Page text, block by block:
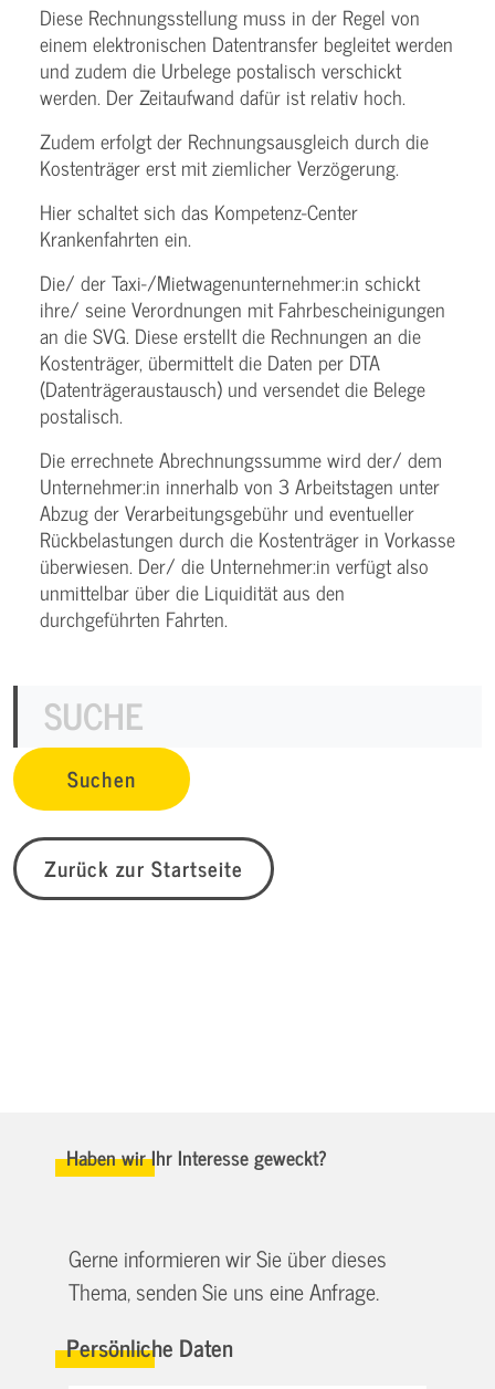
Diese Rechnungsstellung muss in der Regel von
einem elektronischen Datentransfer begleitet werden
und zudem die Urbelege postalisch verschickt
werden. Der Zeitaufwand dafür ist relativ hoch.
Zudem erfolgt der Rechnungsausgleich durch die
Kostenträger erst mit ziemlicher Verzögerung.
Hier schaltet sich das Kompetenz-Center
Krankenfahrten ein.
Die/ der Taxi-/Mietwagenunternehmer:in schickt
ihre/ seine Verordnungen mit Fahrbescheinigungen
an die SVG. Diese erstellt die Rechnungen an die
Kostenträger, übermittelt die Daten per DTA
(Datenträgeraustausch) und versendet die Belege
postalisch.
Die errechnete Abrechnungssumme wird der/ dem
Unternehmer:in innerhalb von 3 Arbeitstagen unter
Abzug der Verarbeitungsgebühr und eventueller
Rückbelastungen durch die Kostenträger in Vorkasse
überwiesen. Der/ die Unternehmer:in verfügt also
unmittelbar über die Liquidität aus den
durchgeführten Fahrten.
Zurück zur Startseite
Haben wir Ihr Interesse geweckt?
Gerne informieren wir Sie über dieses
Thema, senden Sie uns eine Anfrage.
Persönliche Daten